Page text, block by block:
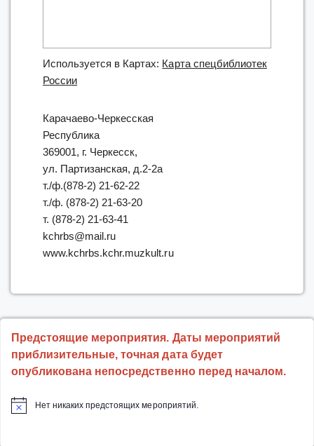
Используется в Картах: Карта спецбиблиотек
России
Карачаево-Черкесская
Республика
369001, г. Черкесск,
ул. Партизанская, д.2-2а
т./ф.(878-2) 21-62-22
т./ф. (878-2) 21-63-20
т. (878-2) 21-63-41
kchrbs@mail.ru
www.kchrbs.kchr.muzkult.ru
Предстоящие мероприятия. Даты мероприятий
приблизительные, точная дата будет
опубликована непосредственно перед началом.
Нет никаких предстоящих мероприятий.